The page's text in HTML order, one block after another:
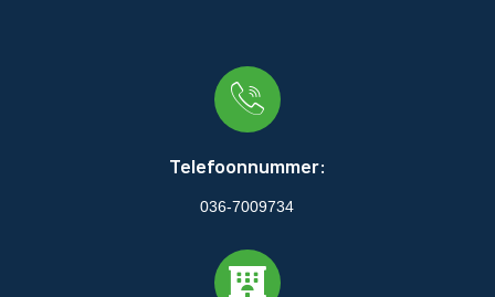
Telefoonnummer:
036-7009734